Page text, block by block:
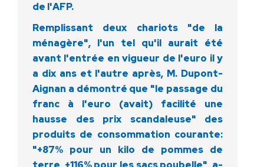
de l'AFP.
Remplissant deux chariots "de la
ménagère", l'un tel qu'il aurait été
avant l'entrée en vigueur de l'euro il y
a dix ans et l'autre après, M. Dupont-
Aignan a démontré que "le passage du
franc à l'euro (avait) facilité une
hausse des prix scandaleuse" des
produits de consommation courante:
"+87% pour un kilo de pommes de